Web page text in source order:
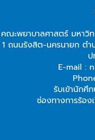
คณะพยาบาลศาสตร์ มหาวิ
1 ถนนรังสิต-นครนายก ต
ป
E-mail :
รับเข้านักศึ
ช่องทางการร้อง